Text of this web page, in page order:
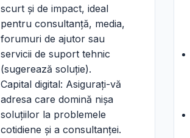
scurt și de impact, ideal
pentru consultanță, media,
forumuri de ajutor sau
servicii de suport tehnic
(sugerează soluție).
Capital digital: Asigurați-vă
adresa care domină nișa
soluțiilor la problemele
cotidiene și a consultanței.